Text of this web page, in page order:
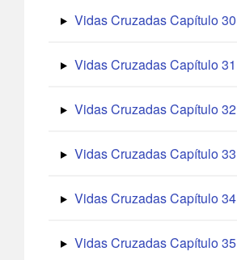
Vidas Cruzadas Capítulo 30
Vidas Cruzadas Capítulo 31
Vidas Cruzadas Capítulo 32
Vidas Cruzadas Capítulo 33
Vidas Cruzadas Capítulo 34
Vidas Cruzadas Capítulo 35